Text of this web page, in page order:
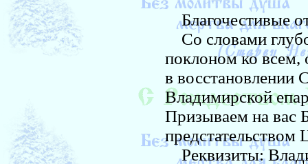
Благочестивые
Со словами
поклоном ко
в восстановлении
Владимирской
Призываем на вас
Реквизиты: